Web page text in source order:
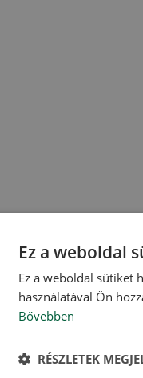
Ez a weboldal
Ez a weboldal sütiket
használatával Ön
Bővebben
RÉSZLETEK